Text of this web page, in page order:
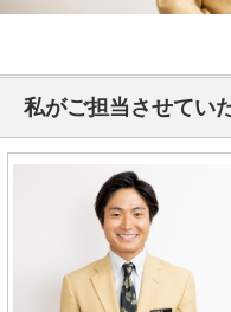
私がご担当させてい